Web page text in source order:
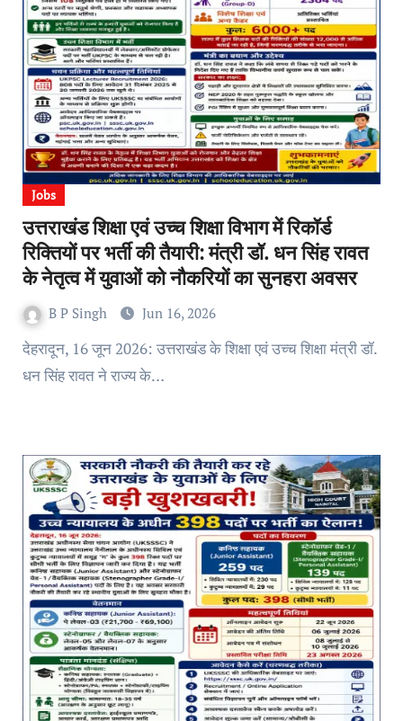
Jobs
उत्तराखंड शिक्षा एवं उच्च शिक्षा विभाग में रिकॉर्ड
रिक्तियों पर भर्ती की तैयारी: मंत्री डॉ. धन सिंह रावत
के नेतृत्व में युवाओं को नौकरियों का सुनहरा अवसर
B P Singh Jun 16, 2026
देहरादून, 16 जून 2026: उत्तराखंड के शिक्षा एवं उच्च शिक्षा मंत्री डॉ.
धन सिंह रावत ने राज्य के…